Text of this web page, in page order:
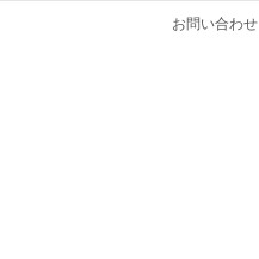
お問い合わせ